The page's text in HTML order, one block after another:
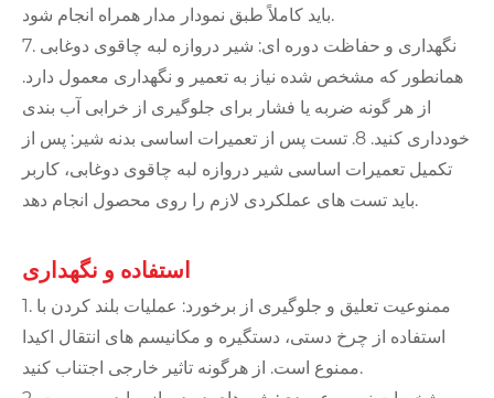
باید کاملاً طبق نمودار مدار همراه انجام شود.
7. نگهداری و حفاظت دوره ای: شیر دروازه لبه چاقوی دوغابی
همانطور که مشخص شده نیاز به تعمیر و نگهداری معمول دارد.
از هر گونه ضربه یا فشار برای جلوگیری از خرابی آب بندی
خودداری کنید. 8. تست پس از تعمیرات اساسی بدنه شیر: پس از
تکمیل تعمیرات اساسی شیر دروازه لبه چاقوی دوغابی، کاربر
باید تست های عملکردی لازم را روی محصول انجام دهد.
استفاده و نگهداری
1. ممنوعیت تعلیق و جلوگیری از برخورد: عملیات بلند کردن با
استفاده از چرخ دستی، دستگیره و مکانیسم های انتقال اکیدا
ممنوع است. از هرگونه تاثیر خارجی اجتناب کنید.